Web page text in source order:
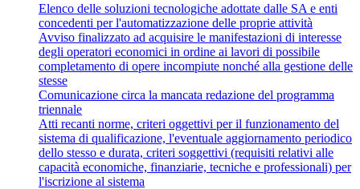
Elenco delle soluzioni tecnologiche adottate dalle SA e enti
concedenti per l'automatizzazione delle proprie attività
Avviso finalizzato ad acquisire le manifestazioni di interesse
degli operatori economici in ordine ai lavori di possibile
completamento di opere incompiute nonché alla gestione delle
stesse
Comunicazione circa la mancata redazione del programma
triennale
Atti recanti norme, criteri oggettivi per il funzionamento del
sistema di qualificazione, l'eventuale aggiornamento periodico
dello stesso e durata, criteri soggettivi (requisiti relativi alle
capacità economiche, finanziarie, tecniche e professionali) per
l'iscrizione al sistema